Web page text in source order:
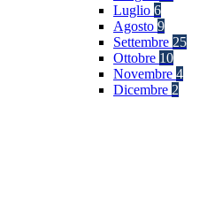
Luglio 6
Agosto 9
Settembre 25
Ottobre 10
Novembre 4
Dicembre 2